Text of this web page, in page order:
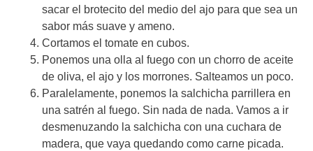
sacar el brotecito del medio del ajo para que sea un
sabor más suave y ameno.
Cortamos el tomate en cubos.
Ponemos una olla al fuego con un chorro de aceite
de oliva, el ajo y los morrones. Salteamos un poco.
Paralelamente, ponemos la salchicha parrillera en
una satrén al fuego. Sin nada de nada. Vamos a ir
desmenuzando la salchicha con una cuchara de
madera, que vaya quedando como carne picada.